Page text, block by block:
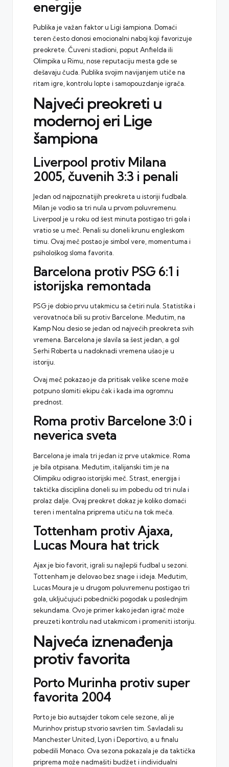
energije
Publika je važan faktor u Ligi šampiona. Domaći
teren često donosi emocionalni naboj koji favorizuje
preokrete. Čuveni stadioni, poput Anfielda ili
Olimpika u Rimu, nose reputaciju mesta gde se
dešavaju čuda. Publika svojim navijanjem utiče na
ritam igre, kontrolu lopte i samopouzdanje igrača.
Najveći preokreti u
modernoj eri Lige
šampiona
Liverpool protiv Milana
2005, čuvenih 3:3 i penali
Jedan od najpoznatijih preokreta u istoriji fudbala.
Milan je vodio sa tri nula u prvom poluvremenu.
Liverpool je u roku od šest minuta postigao tri gola i
vratio se u meč. Penali su doneli krunu engleskom
timu. Ovaj meč postao je simbol vere, momentuma i
psihološkog sloma favorita.
Barcelona protiv PSG 6:1 i
istorijska remontada
PSG je dobio prvu utakmicu sa četiri nula. Statistika i
verovatnoća bili su protiv Barcelone. Međutim, na
Kamp Nou desio se jedan od najvećih preokreta svih
vremena. Barcelona je slavila sa šest jedan, a gol
Serhi Roberta u nadoknadi vremena ušao je u
istoriju.
Ovaj meč pokazao je da pritisak velike scene može
potpuno slomiti ekipu čak i kada ima ogromnu
prednost.
Roma protiv Barcelone 3:0 i
neverica sveta
Barcelona je imala tri jedan iz prve utakmice. Roma
je bila otpisana. Međutim, italijanski tim je na
Olimpiku odigrao istorijski meč. Strast, energija i
taktička disciplina doneli su im pobedu od tri nula i
prolaz dalje. Ovaj preokret dokaz je koliko domaći
teren i mentalna priprema utiču na tok meča.
Tottenham protiv Ajaxa,
Lucas Moura hat trick
Ajax je bio favorit, igrali su najlepši fudbal u sezoni.
Tottenham je delovao bez snage i ideja. Međutim,
Lucas Moura je u drugom poluvremenu postigao tri
gola, uključujući pobednički pogodak u poslednjim
sekundama. Ovo je primer kako jedan igrač može
preuzeti kontrolu nad utakmicom i promeniti istoriju.
Najveća iznenađenja
protiv favorita
Porto Murinha protiv super
favorita 2004
Porto je bio autsajder tokom cele sezone, ali je
Murinhov pristup stvorio savršen tim. Savladali su
Manchester United, Lyon i Deportivo, a u finalu
pobedili Monaco. Ova sezona pokazala je da taktička
priprema može nadmašiti budžet i individualni